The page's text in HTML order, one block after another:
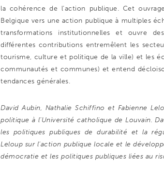
la cohérence de l’action publique. Cet
Belgique vers une action publique à multiples
transformations institutionnelles et ouvre
différentes contributions entremêlent les
tourisme, culture et politique de la ville) et les
communautés et communes) et entend
tendances générales.
David Aubin, Nathalie Schiffino et Fabienne
politique à l’Université catholique de Louvain.
les politiques publiques de durabilité et la
Leloup sur l’action publique locale et le
démocratie et les politiques publiques liées au